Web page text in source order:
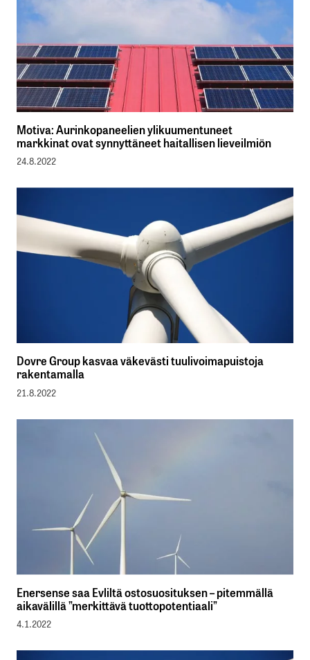
Motiva: Aurinkopaneelien ylikuumentuneet
markkinat ovat synnyttäneet haitallisen lieveilmiön
24.8.2022
Dovre Group kasvaa väkevästi tuulivoimapuistoja
rakentamalla
21.8.2022
Enersense saa Evliltä ostosuosituksen – pitemmällä
aikavälillä ”merkittävä tuottopotentiaali”
4.1.2022